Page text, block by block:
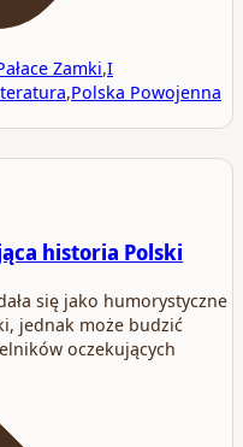
Zamki,I
,Polska Powojenna
historia Polski
się jako humorystyczne
jednak może budzić
oczekujących